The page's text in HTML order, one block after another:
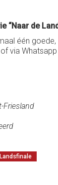
“Naar de
één
of via
Friesland